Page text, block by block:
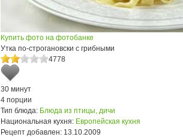
Купить фото на фотобанке
Утка по-строгановски с грибными
4778
30 минут
4 порции
Тип блюда: Блюда из птицы, дичи
Национальная кухня: Европейская кухня
Рецепт добавлен: 13.10.2009